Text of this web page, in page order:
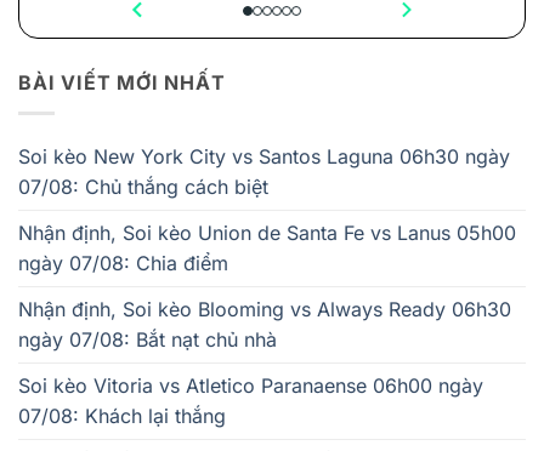
BÀI VIẾT MỚI NHẤT
Soi kèo New York City vs Santos Laguna 06h30 ngày
07/08: Chủ thắng cách biệt
Nhận định, Soi kèo Union de Santa Fe vs Lanus 05h00
ngày 07/08: Chia điểm
Nhận định, Soi kèo Blooming vs Always Ready 06h30
ngày 07/08: Bắt nạt chủ nhà
Soi kèo Vitoria vs Atletico Paranaense 06h00 ngày
07/08: Khách lại thắng